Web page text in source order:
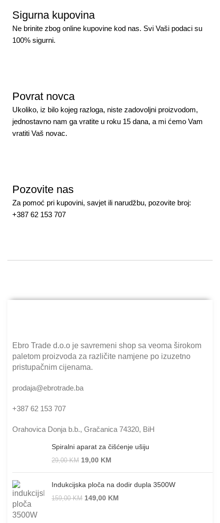
Sigurna kupovina
Ne brinite zbog online kupovine kod nas. Svi Vaši podaci su
100% sigurni.
Povrat novca
Ukoliko, iz bilo kojeg razloga, niste zadovoljni proizvodom,
jednostavno nam ga vratite u roku 15 dana, a mi ćemo Vam
vratiti Vaš novac.
Pozovite nas
Za pomoć pri kupovini, savjet ili narudžbu, pozovite broj:
+387 62 153 707
Ebro Trade d.o.o je savremeni shop sa veoma širokom
paletom proizvoda za različite namjene po izuzetno
pristupačnim cijenama.
prodaja@ebrotrade.ba
+387 62 153 707
Orahovica Donja b.b., Gračanica 74320, BiH
Spiralni aparat za čišćenje ušiju
29,00KM 19,00 KM
Indukcijska ploča na dodir dupla 3500W
159,00KM 149,00 KM